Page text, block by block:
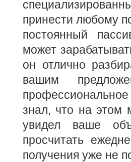
принести любому
постоянный
может
он отлично
вашим
знал, что на этом
увидел ваше
просчитать
получения уже не